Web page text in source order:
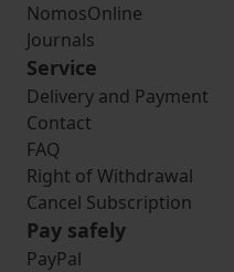
NomosOnline
Journals
Service
Delivery and Payment
Contact
FAQ
Right of Withdrawal
Cancel Subscription
Pay safely
PayPal